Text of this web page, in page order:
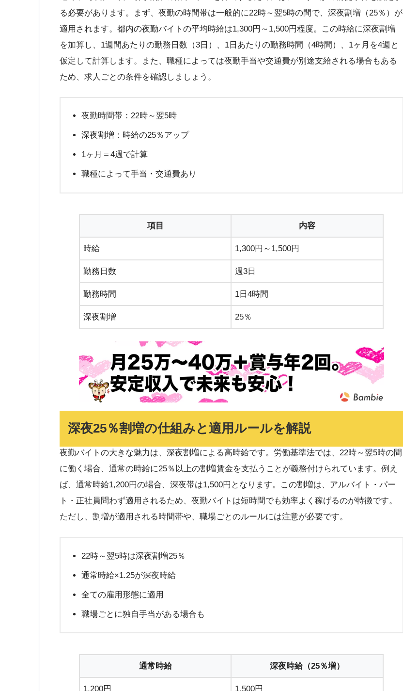
る必要があります。まず、夜勤の時間帯は一般的に22時～翌5時の間で、深夜割増（25％）が
適用されます。都内の夜勤バイトの平均時給は1,300円～1,500円程度。この時給に深夜割増
を加算し、1週間あたりの勤務日数（3日）、1日あたりの勤務時間（4時間）、1ヶ月を4週と
仮定して計算します。また、職種によっては夜勤手当や交通費が別途支給される場合もある
ため、求人ごとの条件を確認しましょう。
夜勤時間帯：22時～翌5時
深夜割増：時給の25％アップ
1ヶ月＝4週で計算
職種によって手当・交通費あり
項目 内容
時給 1,300円～1,500円
勤務日数 週3日
勤務時間 1日4時間
深夜割増 25％
深夜25％割増の仕組みと適用ルールを解説
夜勤バイトの大きな魅力は、深夜割増による高時給です。労働基準法では、22時～翌5時の間
に働く場合、通常の時給に25％以上の割増賃金を支払うことが義務付けられています。例え
ば、通常時給1,200円の場合、深夜帯は1,500円となります。この割増は、アルバイト・パー
ト・正社員問わず適用されるため、夜勤バイトは短時間でも効率よく稼げるのが特徴です。
ただし、割増が適用される時間帯や、職場ごとのルールには注意が必要です。
22時～翌5時は深夜割増25％
通常時給×1.25が深夜時給
全ての雇用形態に適用
職場ごとに独自手当がある場合も
通常時給 深夜時給（25％増）
1,200円 1,500円